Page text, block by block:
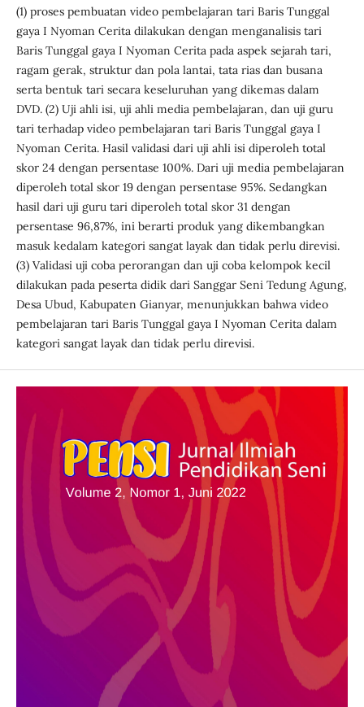
(1) proses pembuatan video pembelajaran tari Baris Tunggal
gaya I Nyoman Cerita dilakukan dengan menganalisis tari
Baris Tunggal gaya I Nyoman Cerita pada aspek sejarah tari,
ragam gerak, struktur dan pola lantai, tata rias dan busana
serta bentuk tari secara keseluruhan yang dikemas dalam
DVD. (2) Uji ahli isi, uji ahli media pembelajaran, dan uji guru
tari terhadap video pembelajaran tari Baris Tunggal gaya I
Nyoman Cerita. Hasil validasi dari uji ahli isi diperoleh total
skor 24 dengan persentase 100%. Dari uji media pembelajaran
diperoleh total skor 19 dengan persentase 95%. Sedangkan
hasil dari uji guru tari diperoleh total skor 31 dengan
persentase 96,87%, ini berarti produk yang dikembangkan
masuk kedalam kategori sangat layak dan tidak perlu direvisi.
(3) Validasi uji coba perorangan dan uji coba kelompok kecil
dilakukan pada peserta didik dari Sanggar Seni Tedung Agung,
Desa Ubud, Kabupaten Gianyar, menunjukkan bahwa video
pembelajaran tari Baris Tunggal gaya I Nyoman Cerita dalam
kategori sangat layak dan tidak perlu direvisi.